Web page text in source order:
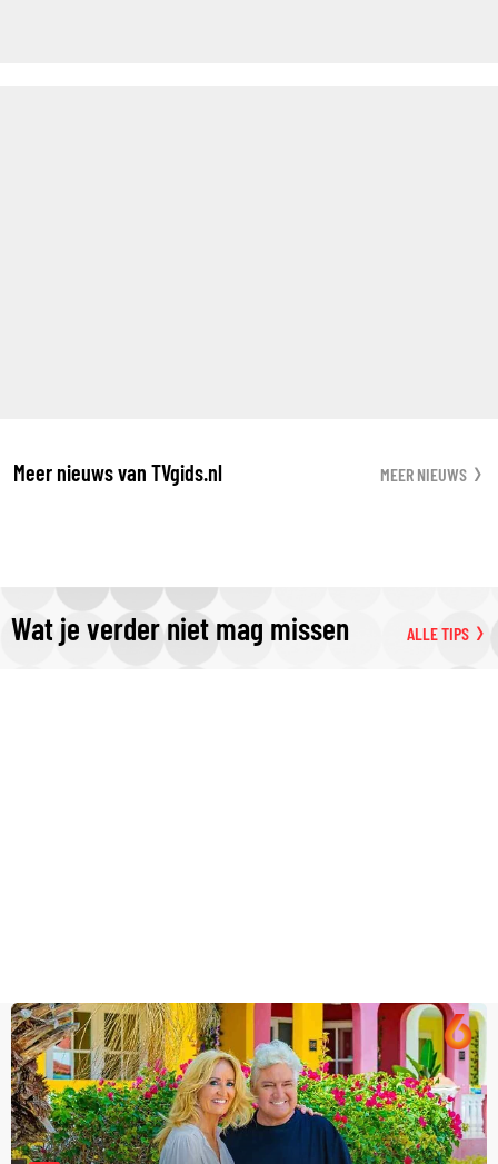
Meer nieuws van TVgids.nl MEER NIEUWS
Wat je verder niet mag missen ALLE TIPS